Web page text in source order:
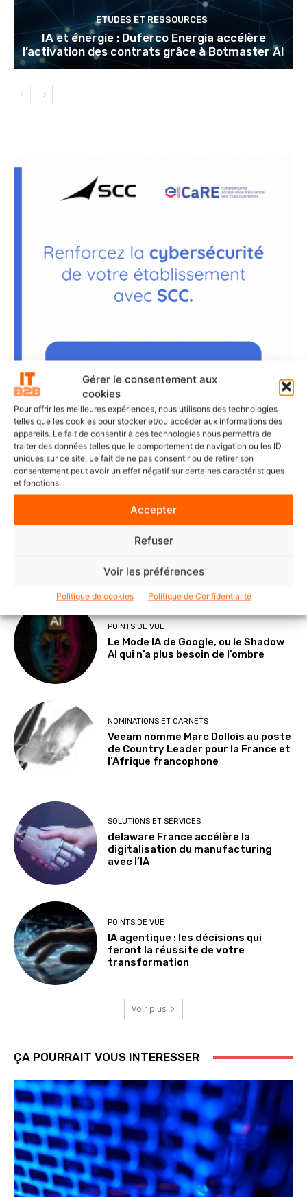
Gérer le consentement aux
cookies
Pour offrir les meilleures expériences, nous utilisons des technologies
telles que les cookies pour stocker et/ou accéder aux informations des
appareils. Le fait de consentir à ces technologies nous permettra de
traiter des données telles que le comportement de navigation ou les ID
uniques sur ce site. Le fait de ne pas consentir ou de retirer son
consentement peut avoir un effet négatif sur certaines caractéristiques
et fonctions.
Accepter
Refuser
Voir les préférences
Politique de cookies Politique de Confidentialité
ETUDES ET RESSOURCES
IA et énergie : Duferco Energia accélère
l’activation des contrats grâce à Botmaster AI
DERNIERS ARTICLES
SOLUTIONS ET SERVICES
ITS Group construit les fondations
POINTS DE VUE
Le Mode IA de Google, ou le Shadow
AI qui n’a plus besoin de l’ombre
NOMINATIONS ET CARNETS
Veeam nomme Marc Dollois au poste
de Country Leader pour la France et
l’Afrique francophone
SOLUTIONS ET SERVICES
delaware France accélère la
digitalisation du manufacturing
avec l’IA
POINTS DE VUE
IA agentique : les décisions qui
feront la réussite de votre
transformation
Voir plus
ÇA POURRAIT VOUS INTERESSER